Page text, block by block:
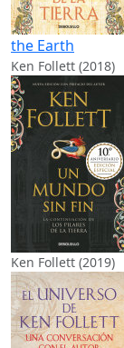
the Earth
Ken Follett (2018)
Ken Follett (2019)